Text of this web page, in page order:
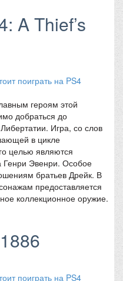
A Thief’s
героям этой
добраться до
Игра, со слов
в цикле
целью являются
Генри Эвенри. Особое
братьев Дрейк. В
предоставляется
коллекционное оружие.